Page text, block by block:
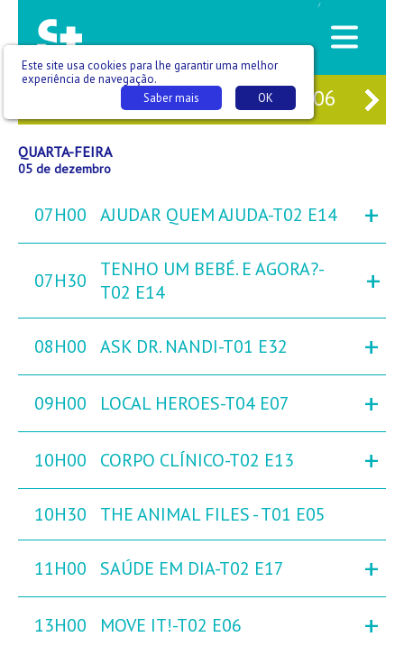
/
04 QUA 05 QUI 06
QUARTA-FEIRA
05 de dezembro
07H00 AJUDAR QUEM AJUDA-T02 E14 +
07H30
TENHO UM BEBÉ. E AGORA?-
T02 E14
+
08H00 ASK DR. NANDI-T01 E32 +
09H00 LOCAL HEROES-T04 E07 +
10H00 CORPO CLÍNICO-T02 E13 +
10H30 THE ANIMAL FILES - T01 E05
11H00 SAÚDE EM DIA-T02 E17 +
13H00 MOVE IT!-T02 E06 +
Este site usa cookies para lhe garantir uma melhor
experiência de navegação.
OK
Saber mais